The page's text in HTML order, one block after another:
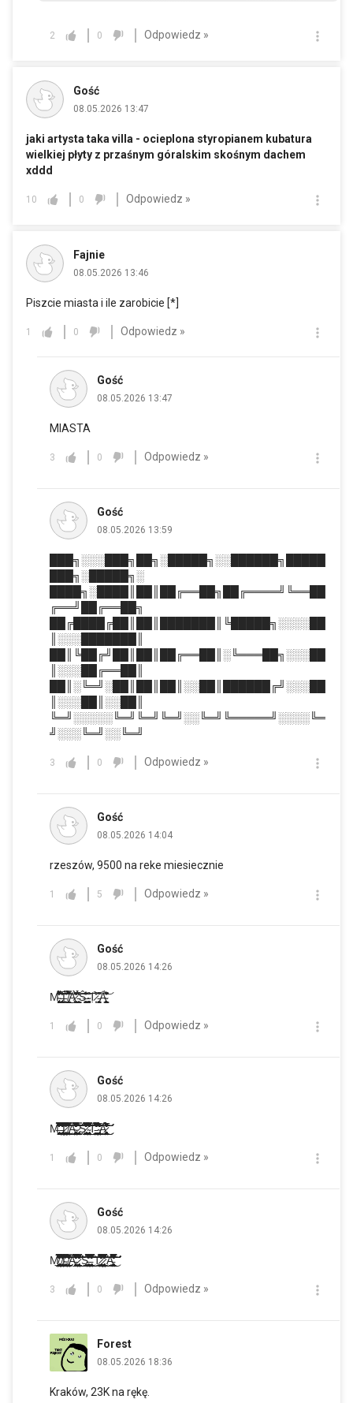
2 0 Odpowiedz »
Gość
08.05.2026 13:47
jaki artysta taka villa - ocieplona styropianem kubatura
wielkiej płyty z przaśnym góralskim skośnym dachem
xddd
10 0 Odpowiedz »
Fajnie
08.05.2026 13:46
Piszcie miasta i ile zarobicie [*]
1 0 Odpowiedz »
Gość
08.05.2026 13:47
MIASTA
3 0 Odpowiedz »
Gość
08.05.2026 13:59
███╗░░░███╗██╗░█████╗░░██████╗█████
███╗░█████╗░
████╗░████║██║██╔══██╗██╔════╝╚══██
╔══╝██╔══██╗
██╔████╔██║██║███████║╚█████╗░░░░██
║░░░███████║
██║╚██╔╝██║██║██╔══██║░╚═══██╗░░░██
║░░░██╔══██║
██║░╚═╝░██║██║██║░░██║██████╔╝░░░██
║░░░██║░░██║
╚═╝░░░░░╚═╝╚═╝╚═╝░░╚═╝╚═════╝░░░░╚═
╝░░░╚═╝░░╚═╝
3 0 Odpowiedz »
Gość
08.05.2026 14:04
rzeszów, 9500 na reke miesiecznie
1 5 Odpowiedz »
Gość
08.05.2026 14:26
M̴̨̢̮̭̻͖̦̯̔́͋́͌́̂̔̕̚͜ ̵̧̢̝͓̰̫͓̦̱̝̙͕̝̖̰̍̀̅̃͂͑̒͊͗͝I̵̛͕͉̱̦͖͛̈́́͝ ̸̢̢̰͎̫̰͇̮̯̖̦̱̿͑̆͌̈́̈́̀̆̂͋͋̚͘͜͝A̷̛̛̞̼͚̭̍͊̀̓̀̋̃͗̈̚ ̵͙͕͇̭̯͇̘́̔̓̓̀̚͝Ŝ̶̳̬̼̮̞̰͓̪̻͈͋̂̓͗͑͆̃͝ ̴̧̼̯̜̠͚͒͑Ṭ̷̩͙̐̉͒̓ ̵̻̭͍̪̭͉̙̜͒͗̋̌̚ͅÅ̴̙͎̜͇̹̜̰̻̰̗̞̠͖̝͒͆̀͊̍̓̾̚͝ͅ
1 0 Odpowiedz »
Gość
08.05.2026 14:26
M̶̧̧̧̢̰̮̻͚̩̹̹͓͓͍͚̮̟̞̈̒̐̀̄̃̒̉̒͊̓̓̉͆̌̅̓̀͒͗͒̓̃̓̋̿̔͑͌͑̄̽̈̔̀̀̈́͌̉̓̒̐͑̄̽̈́̎͌̈́́̀͘͘͜͝͠͝ ̵̢̢̢̢̡̢̧̡̛̬̲̞̮̣͓̬̰̤̫͉̞̺̯͙̙͙̠͔̹̹͎̙̟̭̥̘͓̱̯̹̞̳͚̳̱̟̩̲͙͈̙̖͕̲̹̼̼̤͙̮̺̘̗̲̫͙̝̹͉͓̬̼̼̞̫͕̻̟͔̲̰̳͙̼̯̩͙̥͓͔̖̩̰̝̥͔̦͈͕̩͇̤̼̣̹̰̆̀̐̿̓̋̓͌̌̂̓̏̓́̆͛̈́̋͛͒͆̌͌̍̓͊͌̅͊̔̏̽̑́́̌̅̅̐̇̉̇̏̿̋̂̀̑͗͊̃̆̓̈́̈́͗̌̒̋̌̇́̅͐̍̾̅̏̉̈́́͐̍̅̈́̈́͘͘̚̚͘̕͜͠͝͝͠͝ͅͅͅͅͅͅI̷̡̨̧̢̛̛͕͖̼̟̤̭̪̹̤͈̯̲͓̮̬̱̱̥͇̩̬͖̞̱̦̫͖͚̗̝͉̜͓̲̟͖̘̬̬̟͈̖̹͓̺͇̖̱̬̜̥̙̗̫̜̝̯͓̭͍̺̖̺̭̦͍̘̖̬̳̞̳͙̪̤̤̙̳̘̝̦͙̼͗͒͌̾͛̉̊̋͆͌͂̋̆̔̅̓͂̀̊̿͛̈́͑̆̀͑̋́̚͜͜͠͝ͅͅͅ ̸̨̨̡̧̝̗̙̩̭̞͖͚͈̬̞̣̘̬͈̦͙̖̭̮͇̙͎̱̣̙̪̤͙̺̠̹̰̦͖̟͖̩̟̣̲͍̼͙̻͕̹̻͚͔̟͚̖̥̫̭̥͙̖͍͕͉̫̫͔̝̘̮͇̜͎̠͓͔͕̲͎̜̙̗͎͇̣̩͇̙̖̖̝̖͔̮̹͙̩̜̝̤̝̫̣̞͇̭̘͖̲͙̹͉̃̔̈́̈́̀̅͐̌̍̍̈́͐̓̏̿͂̐̑̿̾͋̚͘̚͜͜͝ͅͅͅͅĄ̴̨̧̧̡̨̨̢̧̨̢̛̛̛̥̲̝̬͚͕̲̱̤̭̺̗͙̤̮̫̲͕̮̪̝͓̙͉̞͙̱̙̣̦̲̩̣͚͙̝͇̗̳̟͎̭̥͓̟͉̖̫̯͈̮͓̝͍̩̫̠͎̬͇̦̣̣̪̜̬͔͓̲̞̗̻̙̱͚̻̼̯͔̫͍̼̻͖̠̯̮̯̔̾̐̌̃̋̇̎̉͐̍̅́̎̌͆̉̎̔͒͐̓̉̒́͐̏͗̾͗̈́͌̾̿̉̏͛͌̒̀̌͆̿͊̾̋̅͌͘̚͘̕͘̚͜͜͝͠͝͠͝ͅͅ ̷̨̡̧̡̧̤͓̫̩̼̟͉̟̼̫͖̥͚̭͙̟̱̲̣̱̺̻͎̲̱̟̩̦̖̟̦̱̠͈͎̮̖̱̱̳̱͍͐͂́̽̀̇̿̉͝͠S̷̨̡̢̢̡̡̛̩̞̜̻̞͖̲̯̬͚̖͓̠̬̼͚̙̦̖͔̹̣̭̩͉͔̹̰̦̳̯̩͔̙͈͈̳̣͍͈̞̤̬̣͇̺͖̎̊̓̓̊̔̎̍̌̓́̉͛͑̅̈́̓͂̉̔͑̊̀̐̈́̊̒̏̂̀̆͂͑̔̓̀̑̈̉̍̂̀̋̎̚̕̚̚̕̚͠͠͠͠͝ ̴̢̢̧̧̢̨̡̧̛̛͈̮̞͕̜̙̟̺͓̭̟͎̳̮̣̠̝͔̟̝̫̞̻̳͓͓͍̩̪̻͙̦͓̲͓͖̙͖̥̭̹̼̲̱͉͙͍͔̤̻̳͉̖̤͖͓̠͈͉̭͙̳̮̙̟̬͎̫̉̿̑̃̌̋̌̈́̀̈́̋́̉̀̓̃̉̾̅̏̒̒͋̌̀̒̆̈́̐̔́͛̇̓́͐͗̎̔̈́̄͆̌̃͛́͆̽́̄͒͗͗̏̓̍̌͂̏͐̀̿́͗̒̎̆̒̎͆̔̒́̇̾̽̈́̏̅̓̅͌̓͌̃̀̈́͆͒̐́͗̐͂͛̀̅̅̆͋̚̕̕̚̕̕͜͜͝͝͝͝͝͠͠͝ͅͅͅT̵̨̨̛̛̘̩͖̗̺̦͇̤̳͈̳̩̺͚̙͓̯̖̥͍̜̜̗̮̬͓͔̘̱̹͔̙̹̰̝̖̫̹͈̜̘͙̻̲͎̦̺̖̟̩̟͚̰̼̦̫͙͓̹͕͙̠̗̞͔͕̪̹̯̪͙̰̘̠͈͔̘̤͍͓͈͇̬͚̥̙̯͉̭̠̃͆̿͌̑̉͗̍͑̀̍̊̈͑̑͌̾̅́̓̽̾̈́́́̾̔̑͒̅̾̋̊̑̐͋͛̒͆̐́̾̈́̈́̾͒͌͐̆͂͑̈̎̄͂̓̅͗̚͘̚͜͝͝͝͝͝͠ͅͅ ̴̢̧̧̨̨̢̢̡̢̨̡̛̛̛̻͎̥̤͚̙̮̳̝̗̤̜̝̟͇̭̺̘͙͓̹̱̞̣̩̺͖̹̟͍̠͎͎̼̱̟̺͎͉̜͚̭͎͇̗̜͙͔͇̪̯͈̣̦͉͔̪̹̜̗͓̮͕̩͔͇̱̻̝̻̘̟͓̤͓̻̜͚̯̟̺͇̱͎̭͕̼̣̗̻̖͇͂̏͐̊̒̆͗̀̉̋̓͛̐͆̾́̎̍̌̾̔̋̃̅̃͑̀͒̈̐́̊̔̍̉̋͑̈́̎͂̋͛͛͗̑̓͂̊̓͐͋̽̂̆̈́̀̔̾̍̓͛̇͂̈́̕͘͘̕͜͜͠͠͠͠ͅͅͅA̷̡̧̧̡̢̧̧̢̡̛͚̯̞̣̰̪̪̥̘͔̗̼͔̲̮̯̘͙̗̻̺̠̰̝͕͕͙͈͕͉̰̰͖̲͇͍̺͍͖͈̱̞͈̤͔̳̻̥̫̣̜̠̮̠̹͖̖͇̻̭͎̭̱̩̻̲̼̘̼̠̥̪͇̜̳̗̻̼̟̘̥̗̋̇̀́͑̅̇̐̽̈̑͑̽͛̓̓̃̓̽̃͐̅̏̐̑̅̊̀͂͊̔̈́͂́̀͂̓̉̓̋̍́̒̍̇͑͐̈́̊̑̈́͒̌̒̂̅͒̌̾̂̑̐̓͘̕̕̚͘͜͜͝͝͝͠ͅͅͅͅͅ
1 0 Odpowiedz »
Gość
08.05.2026 14:26
M̸̢̡̡̧̢̧̡̡̢̢̨̨̧̡̡̨̨̢̛̛̘̥͎͕̰̼̘̞̝͉̜̱̳͇͕̟̳̟̣͎̖̬̪̱̝̝͔͉̦͔̺̭̹̖͇͉͍͎̩͔̘̞̦̦̖̲̫̮̮̰̳̘̠̲̮̞͎͙͖̪͔̯̯͈̹̬̪̖̭̳̬̳̤̙̟̘͇̤͍̟̞̞̖̬̭̯͓̮̫̜̩̩͚̗̠̝͍͓̦̰̺͚̘͖͎̞̫̪̤̞̪̦̝̞̟͈̗̞̰̣̙̝̮͎̭̅̍̍̓̐̽̄̅͗̓̎́̀̔̂͑̊̈́̽̉͛́́̅̏́͐͂̀̔̔́̊̒̓̄͛̅̀͑͌̾̈́͑̍́̿͗̈̈̓̊͋̌̀̓̽̈͆̐̐͑̆̃̾͐̐͐̾̍̓̽̈̊̓͋̾̈́̾̈́̔͂̓͂̉̊̈́͆͂̇͂̐̓̾͂͑̀̒̽̈́̔͛̔̊̊̓̀̈́̏̈́͛̽̊̿̒̔́̏̾̋̑̌͆͆̍̿̆̈͗͊̈́͋̐̏̓̀̏̎̌̆̅̑̈́͒̂͐̈́̂͗̔͛͛͛̌̏̉̂͗̂̎́̽͌̓̔͛̊̓͑̀͂͘̕̕͘̕͘͘͘͘̚͜͜͝͝͝͝͝͝͠͝͠͝͠͝͝ͅͅͅͅͅ ̸̧̡̛̛̝̹̬̣͉̭̫̲͕̝̼̗͖̼̲̘͍̞̘͖͈̖̳̼͕̠̠͇̱̩̳̫̥̱̜͙̤͖͚̰̤̙͇͖̳͔̙̗̲̤̥̾͌̊̿̈́͋͗̆̆́̇́̓̇̍̽̾̔͐͗̑́͑̽̈́̑̀̾̓̓̃͒̀͘̕͘̚͜͝͠ͅĮ̴̨̧̡̢̡̡̧̢̨̧͉̬͇͎͖͓̜̭͖̠̱̟̪̙̣̰̬̣̝̞̰̳͖͕͉͚͖͔̖̤̬͔̗̘̘̼̙͔͙̯̱̜͖̘̫͓͔̦͓͚̭͍̲̱̳̦̞͓̰̩̻̗̦̰̫͈̻̹̖͇̱̬̳̰̙͚̼̹̘̪̻̰͇̰̣̞̟̰̪͖͔̥̱̠̱̳̼͖̮͓͈̝͔̻͈̻̮̰̜͈̗̥͚̯̮̳̺̱̳͉̞̫̣͍̖̹̯̗̹͖̠̱̓͗̿́̐̋̇͆̉̆͐̏̉̇̈͐̎̀̈́͆̋́͌̑̆̆̂̄́̃̑̌̓͜͜͜͜͜͝͠͝ͅ ̸̧̧̧̡̛̛̛̹̯̤̟͈͓͇̱͎̘̰̗̰͙̤͔̲̼̞̞̣͙̥̦̻̹͈̜̖̼̫͓̥̯͇̮̤̥̜̗͎̮̖̘̼̅̇̾̓̀̃̑́́̒̆̅̏̉̋̀̌̈́̆̔̋͊̈́̋͋̌̍͋̑̍̃̾̍̊͌̂̊͌̿͊̌̇̄̽̈͊͆̽̈́̑̊̐͛͂̑̚̕̚̕͝͠͝͝Á̵̡̛̛͓͎͕̲͓̖̮̞̘̥̥̌͒̾̒̊̆̏́̋̄͗͋̽͑̇̒͐́̂͑̊̈́̇̋͊̋̀̊͗̓͗̾̅̽͌̈́́̿̀̀͊̈́̋̐̃̂̍̔̐̎̂͐̂͋̿̏̑̓͗̈́͊̿̍̍̑̀͛͑̆̐̏́̈́͒̎̈̓̒͑͌̔̄͑̏͂̾̾͑͑̏͐̐́̐̂̓͂̓̈́͌̎͊̋̇̿̾͌̓́̆̀̍̾͗̌̎̐̆̑̏̏̄̈́̉̑̊̽͂͛̍̈́̀̇͘̚̕̚̚͘̕͘̕͘͝͠͠͝͝͝͝͝͝͝͠ͅ ̷̢̧̡̨̡̧̨̨̧̢̧̛̛̛̛̛͍̪̱̣̹͎̖̳̯̼̬̺̬͈͍̠̱͔̭̝̺̞̞̼͕̖̗̯͖̳̬̦̬̤͓̫̺̳̩͓͔͇̮̣͎̥͈͓͉̫̳̞͈̟͔̯̥͔͓͇͇̳̟̳̰̺͔̦̝͚̝̮̬̳̱̣͇͖̖̤̦̮̙̙̻̱̫͚̘̲͇̣̬̥̣̺̟̦͚͈̳̱̖̖͉̺̩̦̖̖̙̹̲̪̲͎̩͓̲͇̤̭͙̘̼̺̱̘͔͇̹̖͙͔̱͖͚̳̩͆̂̂̆͋̉̈̃́̂̍́͐̿̅̏̑̄̽̃̋̂̾̀̏̑́͆͛̐̀̌̌̾̐̔̏̿͒̒̎́̆̐͊̏̀̑̒͋͐͋̾̀̑͛͆̃̆̋̓̈̄̍̌͌̾́̔̑̓̀̋̀̈́͒̌̅̉̓̀̍̂̉̉̂̉̐͋̈́̉͛̋̀̃̍̅͐̋̓͛̓̊̇̎̓̈́̌̀̈́̆͋͂̀̋̌́̄̂̈͆̋̏̈́̑͗͒̈́̄̅̇͆̆̽̀́̀̍͑͋͆̕̕̕̚̕̚̚̚̚̕͘̚̚͘̚͘͜͜͜͜͜͜͜͠͠͠͝ͅͅͅ S̵̡̧̡̨̢̧̧̛̳̙̜̹͕̙̙̤̮̦̻̱̦̲̫͚̝͇̜̺̲̮̗̻̠͕̬͍̭̰͚͖̮̩͉̙̰͓̰͉̝̙̣̳̣̭͔̘͈̮̠͉̥̤̻̺̯̣̖̬̞̲̼̬̍͑͊̀̌͌̌̅̿̈́̿̒̄̆̓̎̚͜͠͝ͅͅͅ ̵̨̧̢̡̧̡̧̨̨̧̛͉̻͎̻̹̗̯̰̺̹̼̖̗̮̫͔͙͚̮̯̺̗͖̣͇̳͙̮̩͙̦̠͙̗̯̮͔̣̣̮͕̝̜̳̬̼͚͈̤̝͓͍͚̺̦̮͉̗̬̠̬̺̼̱̭̬͓̣̤̗͙̙͔̹̠̘̝͙͍̲̩̠͔̞̩̜̱͖̻̫̼̯͖̲͉̘͔͙̙͙̮͚̣̠̞̞̼͎̗̒̃́̋͑̅̾̉̑̿̓͒̌̌̃̉͗̽̒̈́̂̎͂͒̐̋͋̉̄͋̄̽̄̿̅́̿̆̆̔̾̀͆̃͆͂́͒̈́̀̾͑̈́̃̋͒͂͊̽͛̈́͋̈̆̓̇̒̓̇͒̀̆͑́͆̚̕͘̕͜͜͜͠͠͝͠͠ͅͅͅͅ Ţ̷̢̡̢̛̛̛̫͙͇͖͔̰̜͙͉̪̣̩̻̮̗̗̺̩̭͖̞̗̰͉̻̙̞̙̬͈̜̠̠͉̹͓͎̼̘̜̝͔͕̭̭͔͔͙̤̬͉̠̬̹͈̪͎̼̹̖̟̺̹̤̬̮̺̳̺̬̠̳̹̘̣̖͓̳̼̲͈̦̪̞̟̩͖̯̬̹͈̭̫̅̔́͋̊͋̒̔́̀͌͒́̈́͗́̈́̒̅̄́̆́̄͑̇̀̂̐̽͐̏͊͑̽̀̓̍̃͆̈́͊̏́̏́͆̂̓̔̒̎̓̈͐͒̾̾̐͂̇̐̾̆́̃̈́̋̋̔̈̓́̌̂̽̚̚̕̚̚͘͘͘͜͝͝͠͝ ̷̧̡̨̡̨̨̧̡̨̢̧̢̛̛̛̺̮͉̠̫͕̗̬̞͓̣̲̺̥͈̗͓͙̣͓̬̹͎͉͉̤͓͔̩̼̜͚͕͉͎̝͖̭̱̤̫̮̩̗͎̪̗̘͕͍̞̗̜͙̪͚̟̺̬̗͇̼̹̙̱͔͍̭̘̮̜̦͈̻̤̟̩̣͖̱͖̥̜͓̲͓͈̙̩͍̝̪͚̦͎̖͍̟̝͇̼̬̱̫̭͇͉̹͕͇̗̥̜̗̯̘̜̖̣̼̪̤̗̫̜͖̻͚̯̖̤̣͇̭͔̞͇̯̪͉̖̩̈́̆̅̅̿̀͋̔͊̐̓͒͛͐̓͛̉̂͂̾̀͆̐̏̎͊͑́͌̊̀́̽̑̿͌̈́̿͑̐͗̄͒̇́̌͆̉̊́͋̈́̋̄̀̈̊̽̄̈́́̓̏́̑̐̽͛̈́͌͑̈́̀̈́̈́̑͛̄̆̄̒̐̌̓̔͊̅͛̿͑̏͐̍̈́̀͋͐̌̑͗̏̄̌͗͋̋̎̓̽̎́̅̇̀͑͛̉̀̾͗̾̆͂̍͆̑͑̈̉̐͛͐̈́͗̽̋̽͑͘͘̕̕͘͘͘͘̕̚̚̕͜͜͜͝͝͠͝͠͝͠͝͠͠͠ͅͅͅͅ Ä̵̢̧̨̡̨̡̨̨̛̛̘̣̝͔̬̼̺̳̮̫̰̫̝̞̥̞̜̘̣̱̣̩̤͔͕͓̟̭̳͈̝͙͈̘͍͍̺̳͙̞̲̩̱̣̗̘̥̩̪͇̱̗͓̖̪̪͚̩͈͖̜͉̟̬̣͇̺̼͔̬̗̫̦̜̹̭̘̣̯͚̪̯̳̟͕͖̮̝̱̻̘̪̺̹͚̖̫̩̗̻̲͇̹̟͈́̓̆̀́̓̂̋̐̓̈́͐͋̈́̌̾̐͌̏̋̂͑̒͂͂͊̊̒̏̔̌͂͂̋̓̉̌͛̊̋͂̋̇̀̒̿̆̓̆̿̅̉̾̈́͋̒͆̆̆̅͆̋͛́̌͛̓͌͋̈́̃͋̋̏̅͊͑͋͊̑̀̿̽͊̄́͌̀͌̂̿̓̿̒͌̑̒͗͌̎͂͐͌͌̈̆̎́́̓̿́̒̋̄̅̌͐̓́̑͌̐̓̎͑́̊̑̔̅͆͂́͋͋̋̄̄̏̎̐̀͋͊̂̀̌̚̕͘̕͘͘͘͘̚̕̚͜͠͠͠͝͠͠͝͠͝ͅ
3 0 Odpowiedz »
Forest
08.05.2026 18:36
Kraków, 23K na rękę.